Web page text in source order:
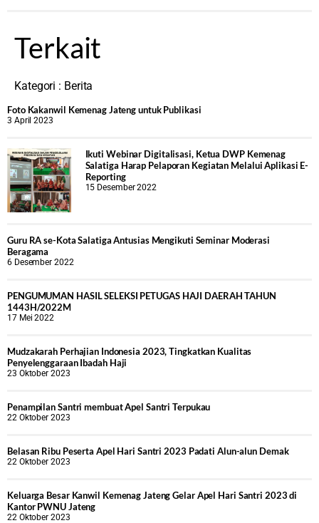
Terkait
Kategori : Berita
Foto Kakanwil Kemenag Jateng untuk Publikasi
3 April 2023
Ikuti Webinar Digitalisasi, Ketua DWP Kemenag
Salatiga Harap Pelaporan Kegiatan Melalui Aplikasi E-
Reporting
15 Desember 2022
Guru RA se-Kota Salatiga Antusias Mengikuti Seminar Moderasi
Beragama
6 Desember 2022
PENGUMUMAN HASIL SELEKSI PETUGAS HAJI DAERAH TAHUN
1443H/2022M
17 Mei 2022
Mudzakarah Perhajian Indonesia 2023, Tingkatkan Kualitas
Penyelenggaraan Ibadah Haji
23 Oktober 2023
Penampilan Santri membuat Apel Santri Terpukau
22 Oktober 2023
Belasan Ribu Peserta Apel Hari Santri 2023 Padati Alun-alun Demak
22 Oktober 2023
Keluarga Besar Kanwil Kemenag Jateng Gelar Apel Hari Santri 2023 di
Kantor PWNU Jateng
22 Oktober 2023